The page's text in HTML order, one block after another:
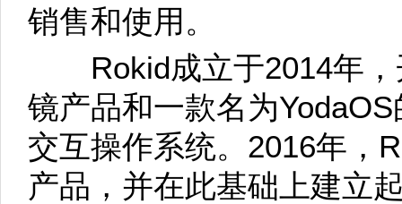
销售和使用。
Rokid成立于2014年，
镜产品和一款名为
交互操作系统。2016年，
产品，并在此基础上建立